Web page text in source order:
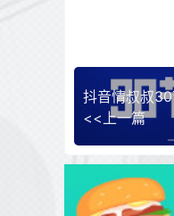
抖音情叔叔
<<上一篇